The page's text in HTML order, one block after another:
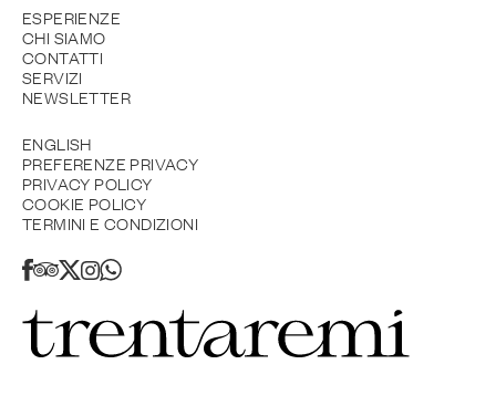
ESPERIENZE
CHI SIAMO
CONTATTI
SERVIZI
NEWSLETTER
ENGLISH
PREFERENZE PRIVACY
PRIVACY POLICY
COOKIE POLICY
TERMINI E CONDIZIONI